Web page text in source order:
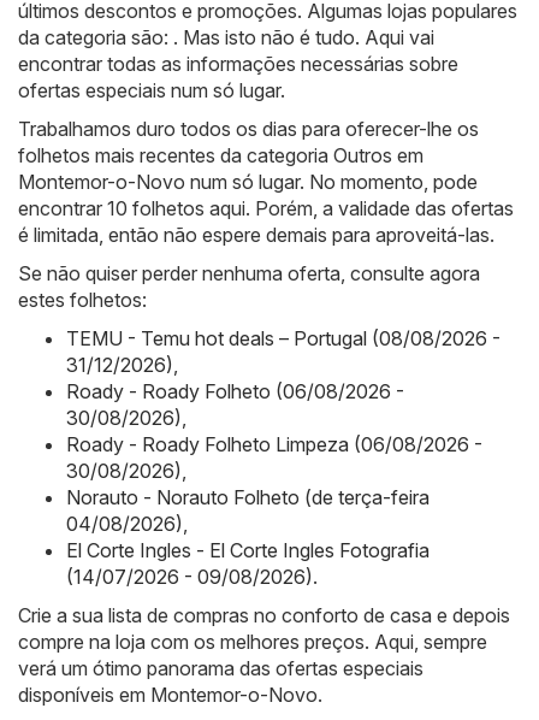
últimos descontos e promoções. Algumas lojas populares
da categoria são: . Mas isto não é tudo. Aqui vai
encontrar todas as informações necessárias sobre
ofertas especiais num só lugar.
Trabalhamos duro todos os dias para oferecer-lhe os
folhetos mais recentes da categoria Outros em
Montemor-o-Novo num só lugar. No momento, pode
encontrar 10 folhetos aqui. Porém, a validade das ofertas
é limitada, então não espere demais para aproveitá-las.
Se não quiser perder nenhuma oferta, consulte agora
estes folhetos:
TEMU - Temu hot deals – Portugal (08/08/2026 -
31/12/2026),
Roady - Roady Folheto (06/08/2026 -
30/08/2026),
Roady - Roady Folheto Limpeza (06/08/2026 -
30/08/2026),
Norauto - Norauto Folheto (de terça-feira
04/08/2026),
El Corte Ingles - El Corte Ingles Fotografia
(14/07/2026 - 09/08/2026).
Crie a sua lista de compras no conforto de casa e depois
compre na loja com os melhores preços. Aqui, sempre
verá um ótimo panorama das ofertas especiais
disponíveis em Montemor-o-Novo.